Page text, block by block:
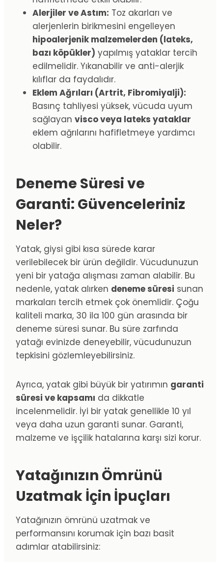
Alerjiler ve Astım: Toz akarları ve
alerjenlerin birikmesini engelleyen
hipoalerjenik malzemelerden (lateks,
bazı köpükler) yapılmış yataklar tercih
edilmelidir. Yıkanabilir ve anti-alerjik
kılıflar da faydalıdır.
Eklem Ağrıları (Artrit, Fibromiyalji):
Basınç tahliyesi yüksek, vücuda uyum
sağlayan visco veya lateks yataklar
eklem ağrılarını hafifletmeye yardımcı
olabilir.
Deneme Süresi ve
Garanti: Güvenceleriniz
Neler?
Yatak, giysi gibi kısa sürede karar
verilebilecek bir ürün değildir. Vücudunuzun
yeni bir yatağa alışması zaman alabilir. Bu
nedenle, yatak alırken deneme süresi sunan
markaları tercih etmek çok önemlidir. Çoğu
kaliteli marka, 30 ila 100 gün arasında bir
deneme süresi sunar. Bu süre zarfında
yatağı evinizde deneyebilir, vücudunuzun
tepkisini gözlemleyebilirsiniz.
Ayrıca, yatak gibi büyük bir yatırımın garanti
süresi ve kapsamı da dikkatle
incelenmelidir. İyi bir yatak genellikle 10 yıl
veya daha uzun garanti sunar. Garanti,
malzeme ve işçilik hatalarına karşı sizi korur.
Yatağınızın Ömrünü
Uzatmak İçin İpuçları
Yatağınızın ömrünü uzatmak ve
performansını korumak için bazı basit
adımlar atabilirsiniz: